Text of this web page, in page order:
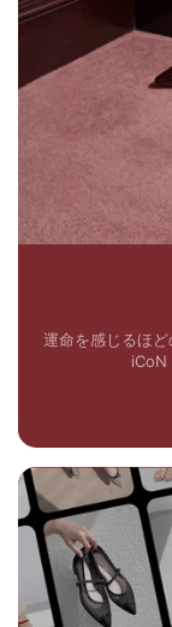
運命を感じるほど
iCoN